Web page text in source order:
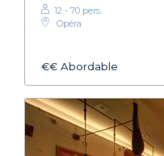
12 - 70 pers.
Opéra
€€ Abordable